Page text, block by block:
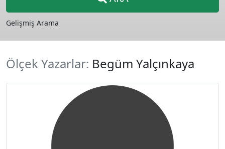
Gelişmiş Arama
Ölçek Yazarlar: Begüm Yalçınkaya